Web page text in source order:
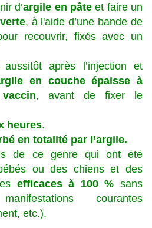
d’argile en pâte et faire un
, à l'aide d’une bande de
recouvrir, fixés avec un
après l’injection et
en couche épaisse à
, avant de fixer le
heures.
en totalité par l’argile.
de ce genre qui ont été
ou des chiens et des
efficaces à 100 % sans
courantes
etc.).